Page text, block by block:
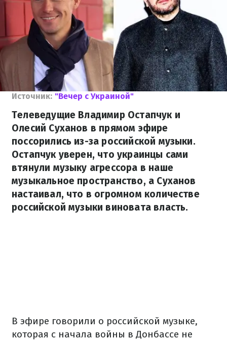
Источник: "Вечер с Украиной"
Телеведущие Владимир Остапчук и
Олесий Суханов в прямом эфире
поссорились из-за российской музыки.
Остапчук уверен, что украинцы сами
втянули музыку агрессора в наше
музыкальное пространство, а Суханов
настаивал, что в огромном количестве
российской музыки виновата власть.
В эфире говорили о российской музыке,
которая с начала войны в Донбассе не